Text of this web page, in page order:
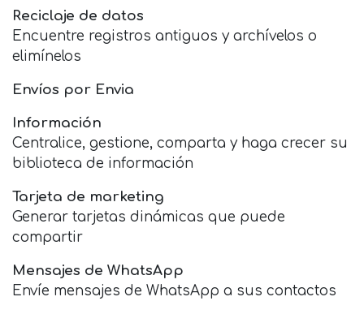
Reciclaje de datos
Encuentre registros antiguos y archívelos o
elimínelos
Envíos por Envia
Información
Centralice, gestione, comparta y haga crecer su
biblioteca de información
Tarjeta de marketing
Generar tarjetas dinámicas que puede
compartir
Mensajes de WhatsApp
Envíe mensajes de WhatsApp a sus contactos